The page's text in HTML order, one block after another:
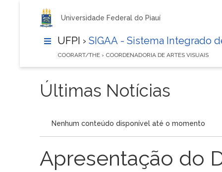
Universidade Federal do Piauí
UFPI › SIGAA - Sistema Integrado
COORART/THE › COORDENADORIA DE ARTES VISUAIS
Últimas Notícias
Nenhum conteúdo disponível até o momento
Apresentação do